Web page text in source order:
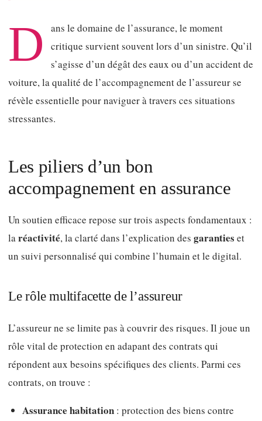
D
ans le domaine de l’assurance, le moment
critique survient souvent lors d’un sinistre. Qu’il
s’agisse d’un dégât des eaux ou d’un accident de
voiture, la qualité de l’accompagnement de l’assureur se
révèle essentielle pour naviguer à travers ces situations
stressantes.
Les piliers d’un bon
accompagnement en assurance
Un soutien efficace repose sur trois aspects fondamentaux :
laréactivité, la clarté dans l’explication des garanties et
un suivi personnalisé qui combine l’humain et le digital.
Le rôle multifacette de l’assureur
L’assureur ne se limite pas à couvrir des risques. Il joue un
rôle vital de protection en adapant des contrats qui
répondent aux besoins spécifiques des clients. Parmi ces
contrats, on trouve :
Assurance habitation : protection des biens contre